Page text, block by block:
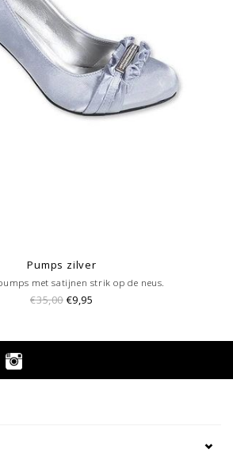
Pumps zilver
met satijnen strik op de neus.
€35,00 €9,95